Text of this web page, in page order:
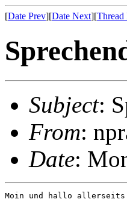
[Date Prev][Date Next][Thread
Subject:
From:
Date:
Moin und hallo